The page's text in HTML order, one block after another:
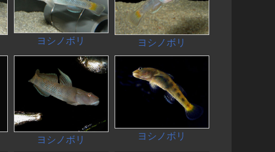
ヨシノボリ ヨシノボリ
ヨシノボリ ヨシノボリ